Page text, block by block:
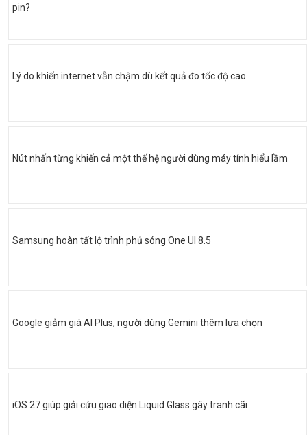
pin?
Lý do khiến internet vẫn chậm dù kết quả đo tốc độ cao
Nút nhấn từng khiến cả một thế hệ người dùng máy tính hiểu lầm
Samsung hoàn tất lộ trình phủ sóng One UI 8.5
Google giảm giá AI Plus, người dùng Gemini thêm lựa chọn
iOS 27 giúp giải cứu giao diện Liquid Glass gây tranh cãi